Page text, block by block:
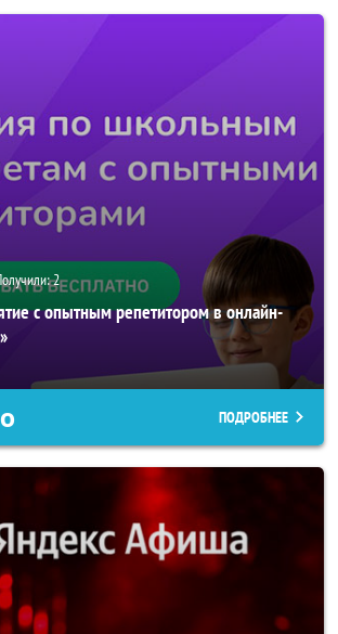
2
с опытным репетитором в онлайн-
ПОДРОБНЕЕ